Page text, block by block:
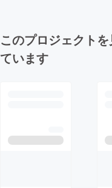
このプロジェクト
ています